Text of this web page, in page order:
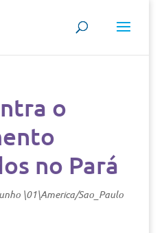
o
no Pará
\01\America/Sao_Paulo